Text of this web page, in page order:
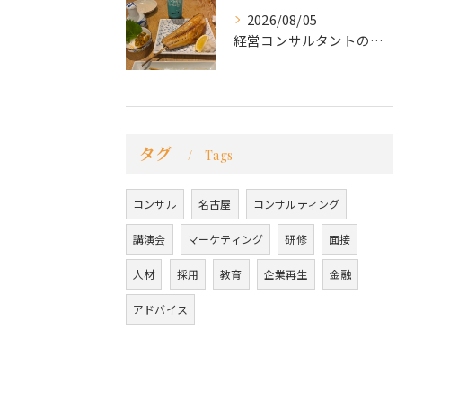
2026/08/05
経営コンサルタントのモーちゃん・毛利京申です。
タグ Tags
コンサル 名古屋 コンサルティング
講演会 マーケティング 研修 面接
人材 採用 教育 企業再生 金融
アドバイス